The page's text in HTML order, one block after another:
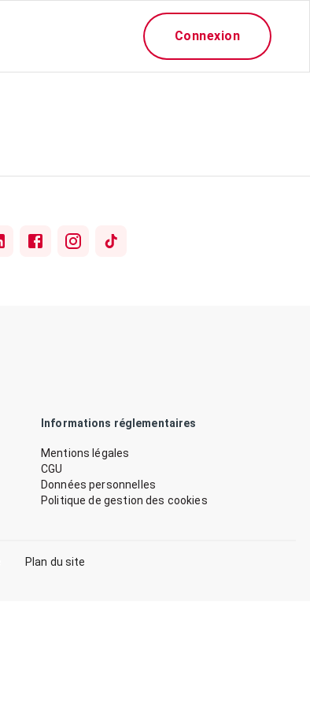
Connexion
Informations réglementaires
Mentions légales
CGU
Données personnelles
Politique de gestion des cookies
Plan du site